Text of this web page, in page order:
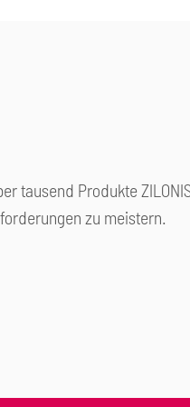
tausend Produkte
zu meistern.